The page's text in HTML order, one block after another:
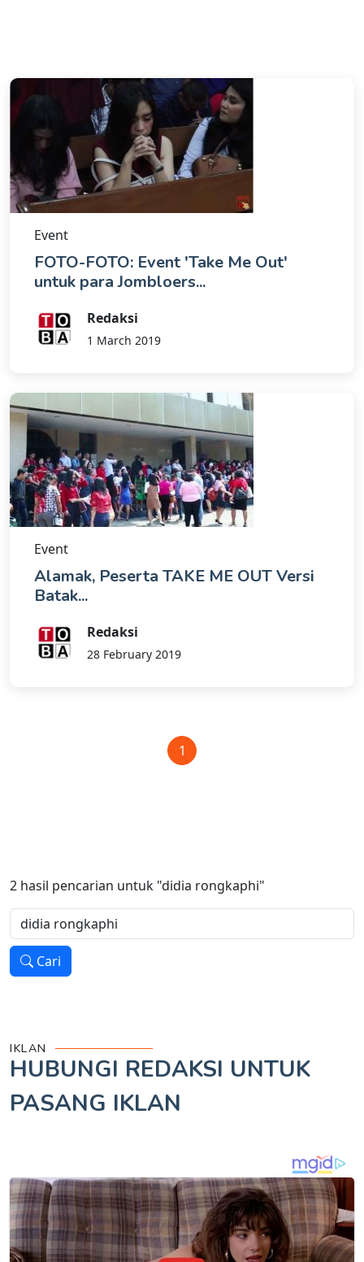
Event
FOTO-FOTO: Event 'Take Me Out'
untuk para Jombloers...
Redaksi
1 March 2019
Event
Alamak, Peserta TAKE ME OUT Versi
Batak...
Redaksi
28 February 2019
1
2 hasil pencarian untuk "didia rongkaphi"
Cari
IKLAN
HUBUNGI REDAKSI UNTUK
PASANG IKLAN